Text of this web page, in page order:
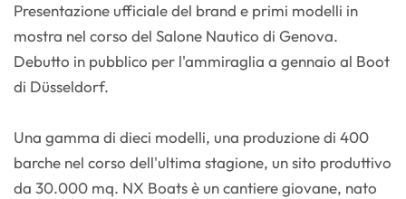
Presentazione ufficiale del brand e primi modelli in
mostra nel corso del Salone Nautico di Genova.
Debutto in pubblico per l'ammiraglia a gennaio al Boot
di Düsseldorf.
Una gamma di dieci modelli, una produzione di 400
barche nel corso dell'ultima stagione, un sito produttivo
da 30.000 mq. NX Boats è un cantiere giovane, nato